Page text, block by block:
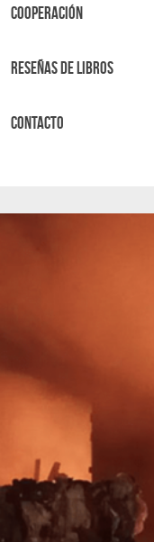
Cooperación
Reseñas de libros
Contacto